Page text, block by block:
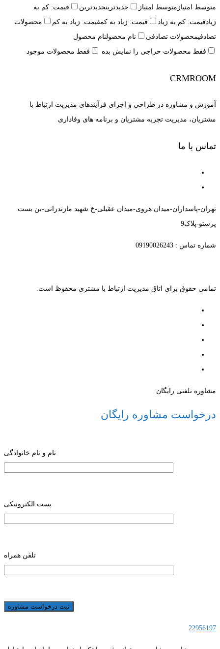
متوسط امتیاز متوسط امتیاز جدیدترینجدیدترین
قیمت: کم به
زیادقیمت: کم به زیاد قیمت: زیاد به کمقیمت: زیاد به کم
محصولات
تصادفیمحصولات تصادفی نام محصولنام محصول
فقط محصولات حراجی را نمایش بده
فقط محصولات موجود
CRMROOM
آموزش و مشاوره در طراحی و اجرای فرآیندهای مدیریت ارتباط با
مشتریان، مدیریت تجربه مشتریان و برنامه های وفاداری
تماس با ما
تهران-پاسداران-میدان هروی-میدان عقیلی-خ شهید مازندرانی-بن بست
پرستو-پلاک9
شماره تماس : 09190026243
تمامی حقوق برای اتاق مدیریت ارتباط با مشتری محفوظ است.
مشاوره تلفنی رایگان
درخواست مشاوره رایگان
نام و نام خانوادگی
پست الکترونیکی
تلفن همراه
22956197